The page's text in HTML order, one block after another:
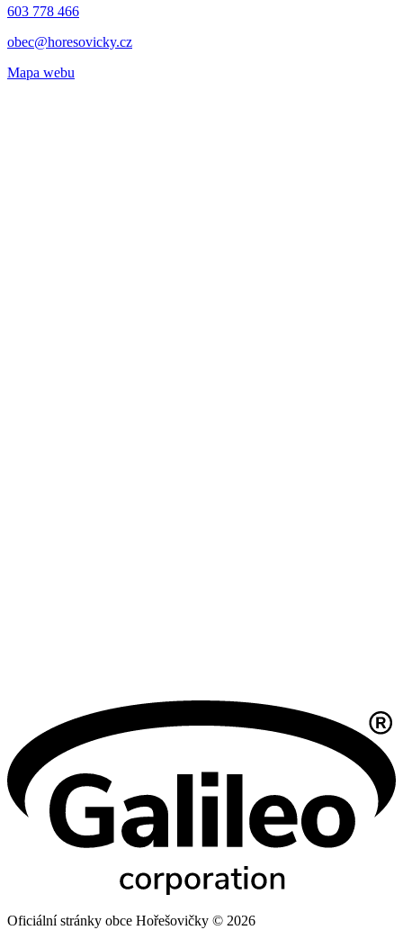
603 778 466
obec@horesovicky.cz
Mapa webu
Oficiální stránky obce Hořešovičky © 2026